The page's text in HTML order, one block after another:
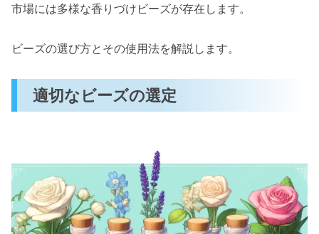
市場には多様な香りづけビーズが存在します。
ビーズの選び方とその使用法を解説します。
適切なビーズの選定